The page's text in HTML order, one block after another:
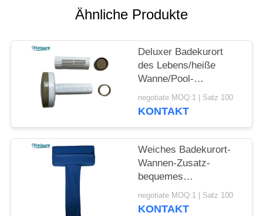
Ähnliche Produkte
Deluxer Badekurort
des Lebens/heiße
Wanne/Pool-
Chemikalie, Chlor,
Brom-sich hin- und
im Freien in dunklem
kakifarbigem
negotiate MOQ:1 | Satz 100
KONTAKT
Weiches Badekurort-
Wannen-Zusatz-
bequemes
Vinylbewegliches
Whirlpool-Wannen-
negotiate MOQ:1 | Satz 100
KONTAKT